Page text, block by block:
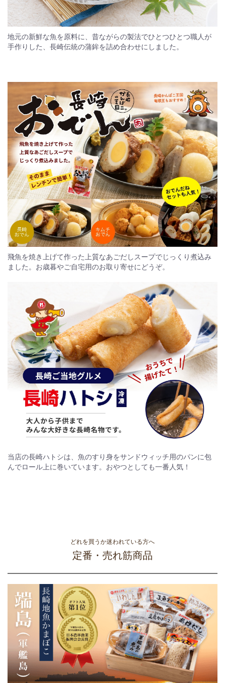
地元の新鮮な魚を原料に、昔ながらの製法でひとつひとつ職人が
手作りした、長崎伝統の蒲鉾を詰め合わせにしました。
飛魚を焼き上げて作った上質なあごだしスープでじっくり煮込み
ました。お歳暮やご自宅用のお取り寄せにどうぞ。
当店の長崎ハトシは、魚のすり身をサンドウィッチ用のパンに包
んでロール上に巻いています。おやつとしても一番人気！
どれを買うか迷われている方へ
定番・売れ筋商品